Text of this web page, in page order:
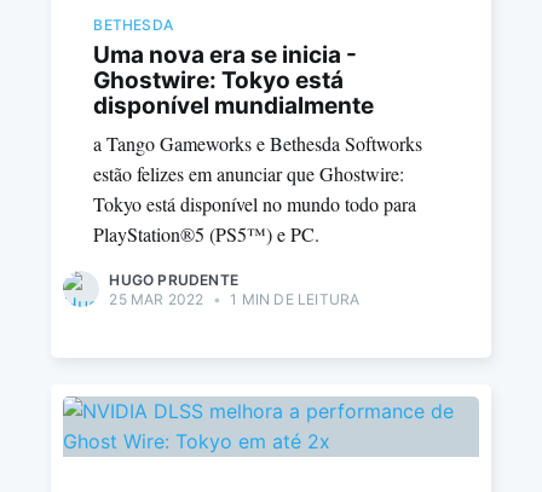
BETHESDA
Uma nova era se inicia -
Ghostwire: Tokyo está
disponível mundialmente
a Tango Gameworks e Bethesda Softworks
estão felizes em anunciar que Ghostwire:
Tokyo está disponível no mundo todo para
PlayStation®5 (PS5™) e PC.
HUGO PRUDENTE
25 MAR 2022
• 1 MIN DE LEITURA